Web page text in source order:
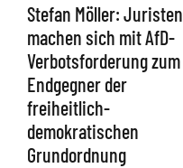
Stefan Möller: Juristen
machen sich mit AfD-
Verbotsforderung zum
Endgegner der
freiheitlich-
demokratischen
Grundordnung